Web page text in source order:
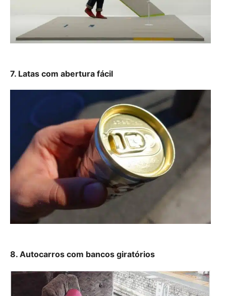
7. Latas com abertura fácil
8. Autocarros com bancos giratórios